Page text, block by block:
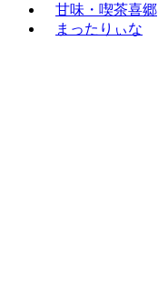
甘味・喫茶喜郷
まったりぃな